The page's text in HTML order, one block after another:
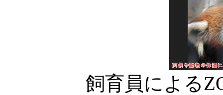
飼育員による